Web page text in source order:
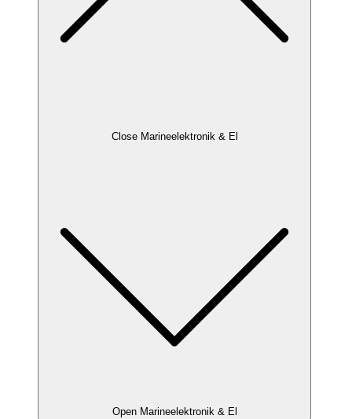
Close Marineelektronik & El
Open Marineelektronik & El